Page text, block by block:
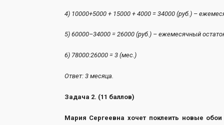
4) 10000+5000 + 15000 + 4000 = 34000
5) 60000–34000 = 26000 (руб.) –
6) 78000:26000 = 3
Ответ: 3 месяца.
Задача 2. (11 баллов)
Мария Сергеевна хочет поклеить новые